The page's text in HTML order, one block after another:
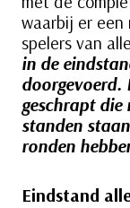
waarbij er een
spelers van
in de
doorgevoerd.
geschrapt die
standen
ronden
Eindstand